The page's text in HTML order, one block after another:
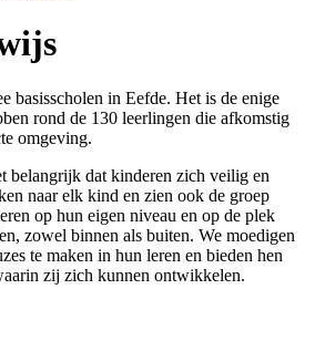
basisscholen in Eefde. Het is de enige
rond de 130 leerlingen die afkomstig
omgeving.
belangrijk dat kinderen zich veilig en
naar elk kind en zien ook de groep
op hun eigen niveau en op de plek
zowel binnen als buiten. We moedigen
te maken in hun leren en bieden hen
zij zich kunnen ontwikkelen.